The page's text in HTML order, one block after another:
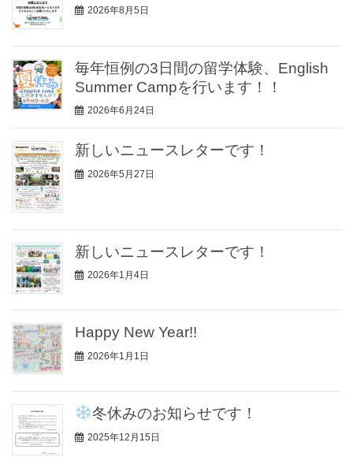
2026年8月5日
毎年恒例の3日間の留学体験、English
Summer Campを行います！！
2026年6月24日
新しいニュースレターです！
2026年5月27日
新しいニュースレターです！
2026年1月4日
Happy New Year!!
2026年1月1日
冬休みのお知らせです！
2025年12月15日